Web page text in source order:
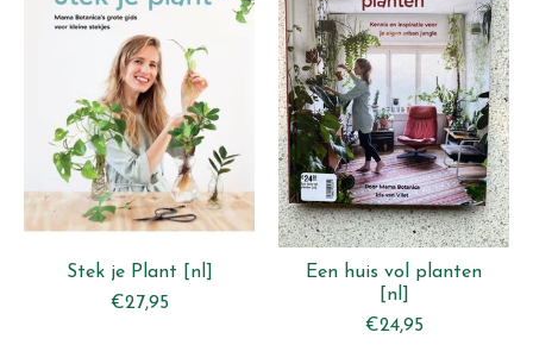
Stek je Plant [nl]
€27,95
Een huis vol planten
[nl]
€24,95